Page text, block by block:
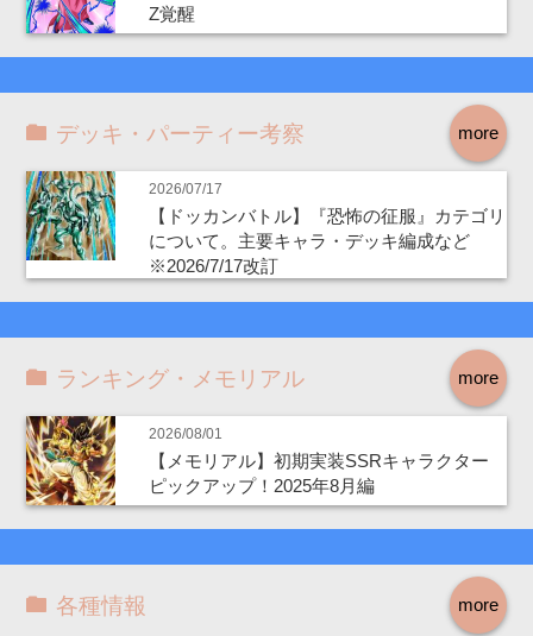
Z覚醒
more
デッキ・パーティー考察
2026/07/17
【ドッカンバトル】『恐怖の征服』カテゴリ
について。主要キャラ・デッキ編成など
※2026/7/17改訂
more
ランキング・メモリアル
2026/08/01
【メモリアル】初期実装SSRキャラクター
ピックアップ！2025年8月編
more
各種情報